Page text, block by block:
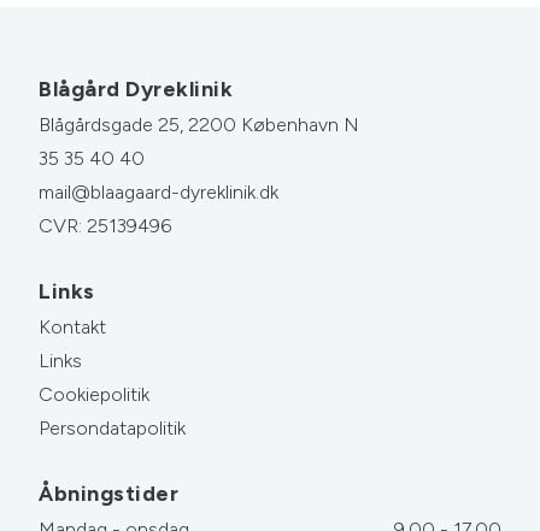
Blågård Dyreklinik
Blågårdsgade 25, 2200 København N
35 35 40 40
mail@blaagaard-dyreklinik.dk
CVR: 25139496
Links
Kontakt
Links
Cookiepolitik
Persondatapolitik
Åbningstider